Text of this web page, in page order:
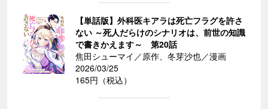
【単話版】外科医キアラは死亡フラグを許さ
ない ～死人だらけのシナリオは、前世の知識
で書きかえます～ 第20話
焦田シューマイ／原作、冬芽沙也／漫画
2026/03/25
165円（税込）